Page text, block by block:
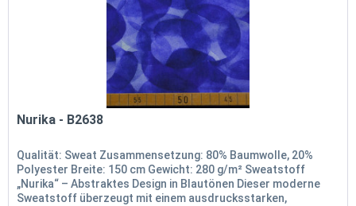
Nurika - B2638
Qualität: Sweat Zusammensetzung: 80% Baumwolle, 20%
Polyester Breite: 150 cm Gewicht: 280 g/m² Sweatstoff
„Nurika“ – Abstraktes Design in Blautönen Dieser moderne
Sweatstoff überzeugt mit einem ausdrucksstarken,